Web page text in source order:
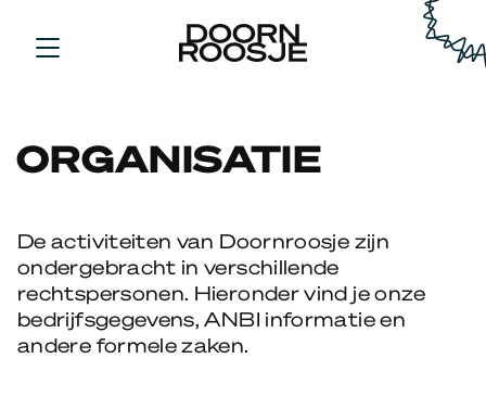
ORGANISATIE
De activiteiten van Doornroosje zijn
ondergebracht in verschillende
rechtspersonen. Hieronder vind je onze
bedrijfsgegevens, ANBI informatie en
andere formele zaken.